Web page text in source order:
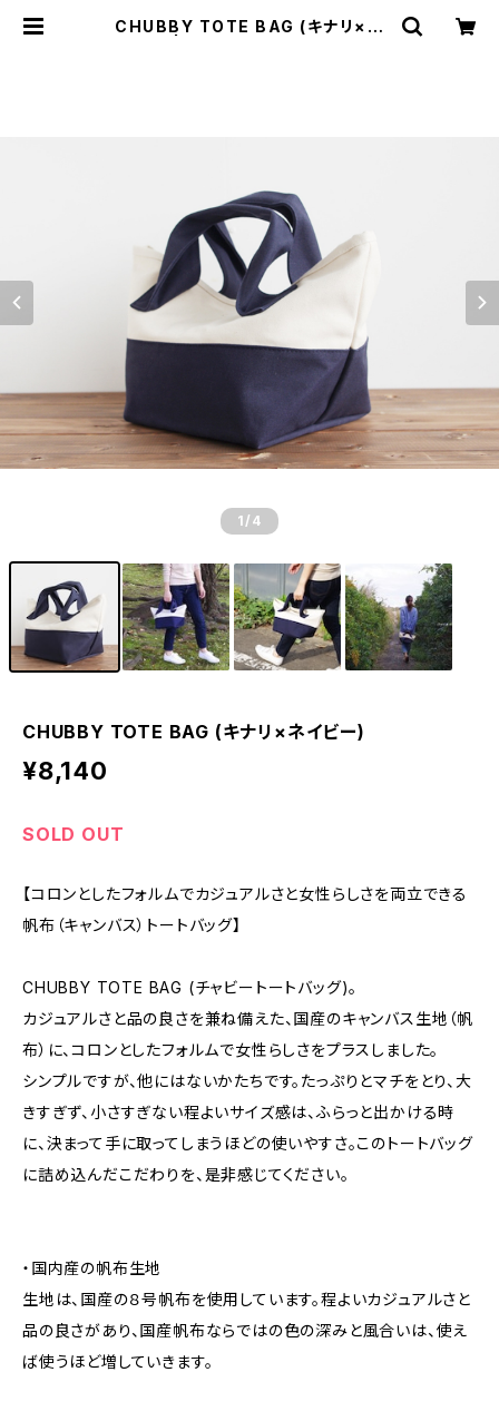
CHUBBY TOTE BAG (キナリ×ネ
1 /4
CHUBBY TOTE BAG (キナリ×ネイビー)
¥8,140
SOLD OUT
【コロンとしたフォルムでカジュアルさと女性らしさを両立できる
帆布（キャンバス）トートバッグ】
CHUBBY TOTE BAG (チャビートートバッグ)。
カジュアルさと品の良さを兼ね備えた、国産のキャンバス生地（帆
布）に、コロンとしたフォルムで女性らしさをプラスしました。
シンプルですが、他にはないかたちです。たっぷりとマチをとり、大
きすぎず、小さすぎない程よいサイズ感は、ふらっと出かける時
に、決まって手に取ってしまうほどの使いやすさ。このトートバッグ
に詰め込んだこだわりを、是非感じてください。
・国内産の帆布生地
生地は、国産の８号帆布を使用しています。程よいカジュアルさと
品の良さがあり、国産帆布ならではの色の深みと風合いは、使え
ば使うほど増していきます。